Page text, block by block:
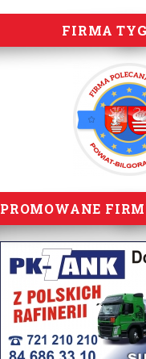
FIRMA
PROMOWANE